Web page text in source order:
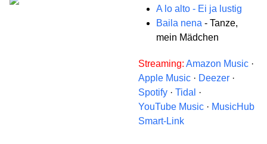
A lo alto - Ei ja lustig
Baila nena - Tanze,
mein Mädchen
Streaming: Amazon Music ·
Apple Music · Deezer ·
Spotify · Tidal ·
YouTube Music · MusicHub
Smart-Link